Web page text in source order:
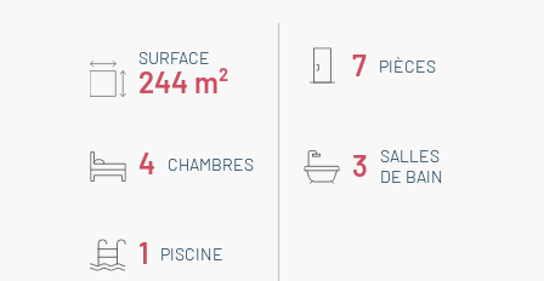
SURFACE
244 m² 7 PIÈCES
4 CHAMBRES 3
SALLES
DE BAIN
1 PISCINE